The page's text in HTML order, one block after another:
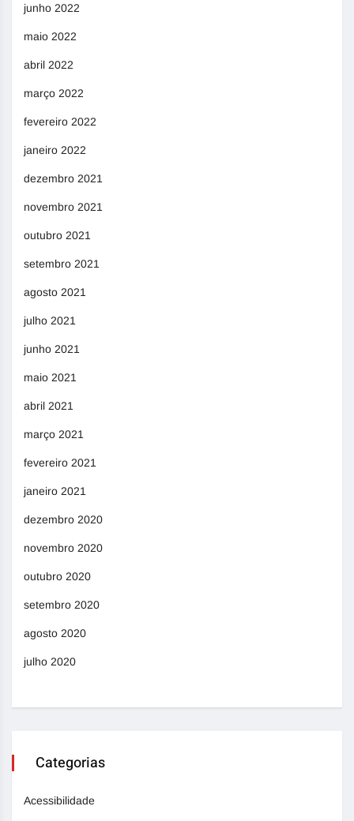
junho 2022
maio 2022
abril 2022
março 2022
fevereiro 2022
janeiro 2022
dezembro 2021
novembro 2021
outubro 2021
setembro 2021
agosto 2021
julho 2021
junho 2021
maio 2021
abril 2021
março 2021
fevereiro 2021
janeiro 2021
dezembro 2020
novembro 2020
outubro 2020
setembro 2020
agosto 2020
julho 2020
Categorias
Acessibilidade